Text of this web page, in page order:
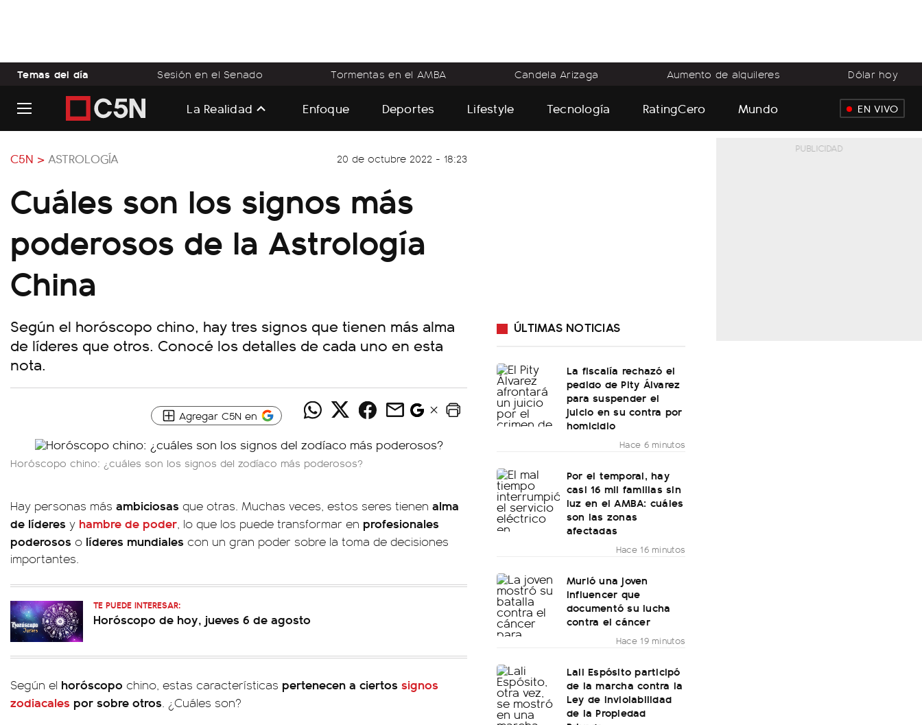
Temas del día Sesión en el Senado Tormentas en el AMBA Candela Arizaga Aumento de alquileres Dólar hoy
La Realidad Enfoque Deportes Lifestyle Tecnología RatingCero Mundo EN VIVO
C5N > ASTROLOGÍA 20 de octubre 2022 - 18:23
Cuáles son los signos más
poderosos de la Astrología
China
Según el horóscopo chino, hay tres signos que tienen más alma
de líderes que otros. Conocé los detalles de cada uno en esta
nota.
Agregar C5N en
Horóscopo chino: ¿cuáles son los signos del zodíaco más poderosos?
Hay personas más ambiciosas que otras. Muchas veces, estos seres tienen alma
de líderes y hambre de poder, lo que los puede transformar en profesionales
poderosos o líderes mundiales con un gran poder sobre la toma de decisiones
importantes.
TE PUEDE INTERESAR:
Horóscopo de hoy, jueves 6 de agosto
Según el horóscopo chino, estas características pertenecen a ciertos signos
zodiacales por sobre otros. ¿Cuáles son?
ÚLTIMAS NOTICIAS
La fiscalía rechazó el
pedido de Pity Álvarez
para suspender el
juicio en su contra por
homicidio
Hace 6 minutos
Por el temporal, hay
casi 16 mil familias sin
luz en el AMBA: cuáles
son las zonas
afectadas
Hace 16 minutos
Murió una joven
influencer que
documentó su lucha
contra el cáncer
Hace 19 minutos
Lali Espósito participó
de la marcha contra la
Ley de Inviolabilidad
de la Propiedad